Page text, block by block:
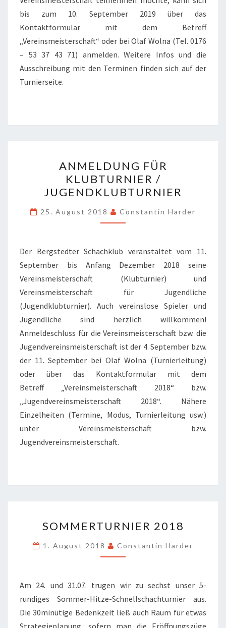
bis zum 10. September 2019 über das
Kontaktformular mit dem Betreff
„Vereinsmeisterschaft“ oder bei Olaf Wolna (Tel. 0176
– 53 37 43 71) anmelden. Weitere Infos und die
Ausschreibung mit den Terminen finden sich auf der
Turnierseite.
FÜR
KLUBTURNIER
/
JUGENDKLUBTURNIER
ANMELDUNG FÜR
KLUBTURNIER /
JUGENDKLUBTURNIER
25. August 2018 Constantin Harder
Der Bergstedter Schachklub veranstaltet vom 11.
September bis Anfang Dezember 2018 seine
Vereinsmeisterschaft (Klubturnier) und
Vereinsmeisterschaft für Jugendliche
(Jugendklubturnier). Auch vereinslose Spieler und
Jugendliche sind herzlich willkommen!
Anmeldeschluss für die Vereinsmeisterschaft bzw. die
Jugendvereinsmeisterschaft ist der 4. September bzw.
der 11. September bei Olaf Wolna (Turnierleitung)
oder über das Kontaktformular mit dem
Betreff „Vereinsmeisterschaft 2018“ bzw.
„Jugendvereinsmeisterschaft 2018“. Nähere
Einzelheiten (Termine, Modus, Turnierleitung usw.)
unter Vereinsmeisterschaft bzw.
Jugendvereinsmeisterschaft.
2018
SOMMERTURNIER 2018
1. August 2018 Constantin Harder
Am 24. und 31.07. trugen wir zu sechst unser 5-
rundiges Sommer-Hitze-Schnellschachturnier aus.
Die 30minütige Bedenkzeit ließ auch Raum für etwas